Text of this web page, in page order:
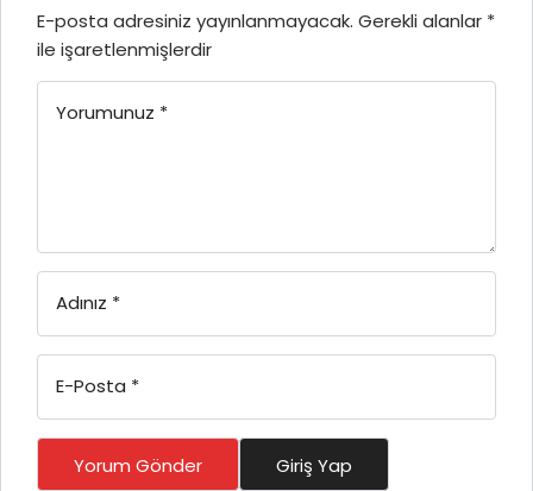
E-posta adresiniz yayınlanmayacak. Gerekli alanlar *
ile işaretlenmişlerdir
Yorumunuz *
Adınız *
E-Posta *
Yorum Gönder Giriş Yap